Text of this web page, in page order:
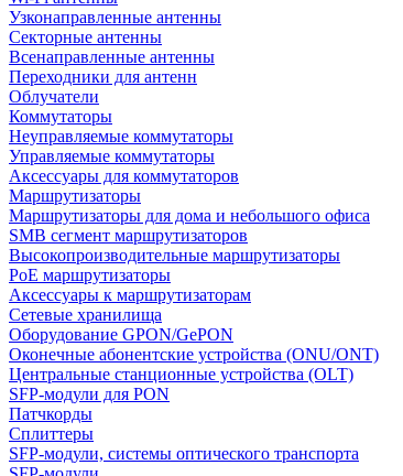
Узконаправленные антенны
Секторные антенны
Всенаправленные антенны
Переходники для антенн
Облучатели
Коммутаторы
Неуправляемые коммутаторы
Управляемые коммутаторы
Аксессуары для коммутаторов
Маршрутизаторы
Маршрутизаторы для дома и небольшого офиса
SMB сегмент маршрутизаторов
Высокопроизводительные маршрутизаторы
PoE маршрутизаторы
Аксессуары к маршрутизаторам
Сетевые хранилища
Оборудование GPON/GePON
Оконечные абонентские устройства (ONU/ONT)
Центральные станционные устройства (OLT)
SFP-модули для PON
Патчкорды
Сплиттеры
SFP-модули, системы оптического транспорта